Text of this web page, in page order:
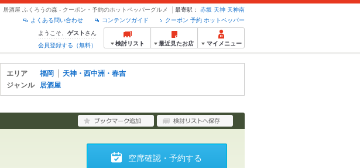
居酒屋 ふくろうの森 - クーポン・予約のホットペッパーグルメ 最寄駅： 赤坂 天神 天神南
クーポン 予約 ホットペッパー
コンテンツガイド
よくある問い合わせ
ようこそ、 ゲスト さん
会員登録する（無料）
検討リスト 最近見たお店 マイメニュー
エリア 福岡
天神・西中洲・春吉
ジャンル
居酒屋
空席確認・予約する